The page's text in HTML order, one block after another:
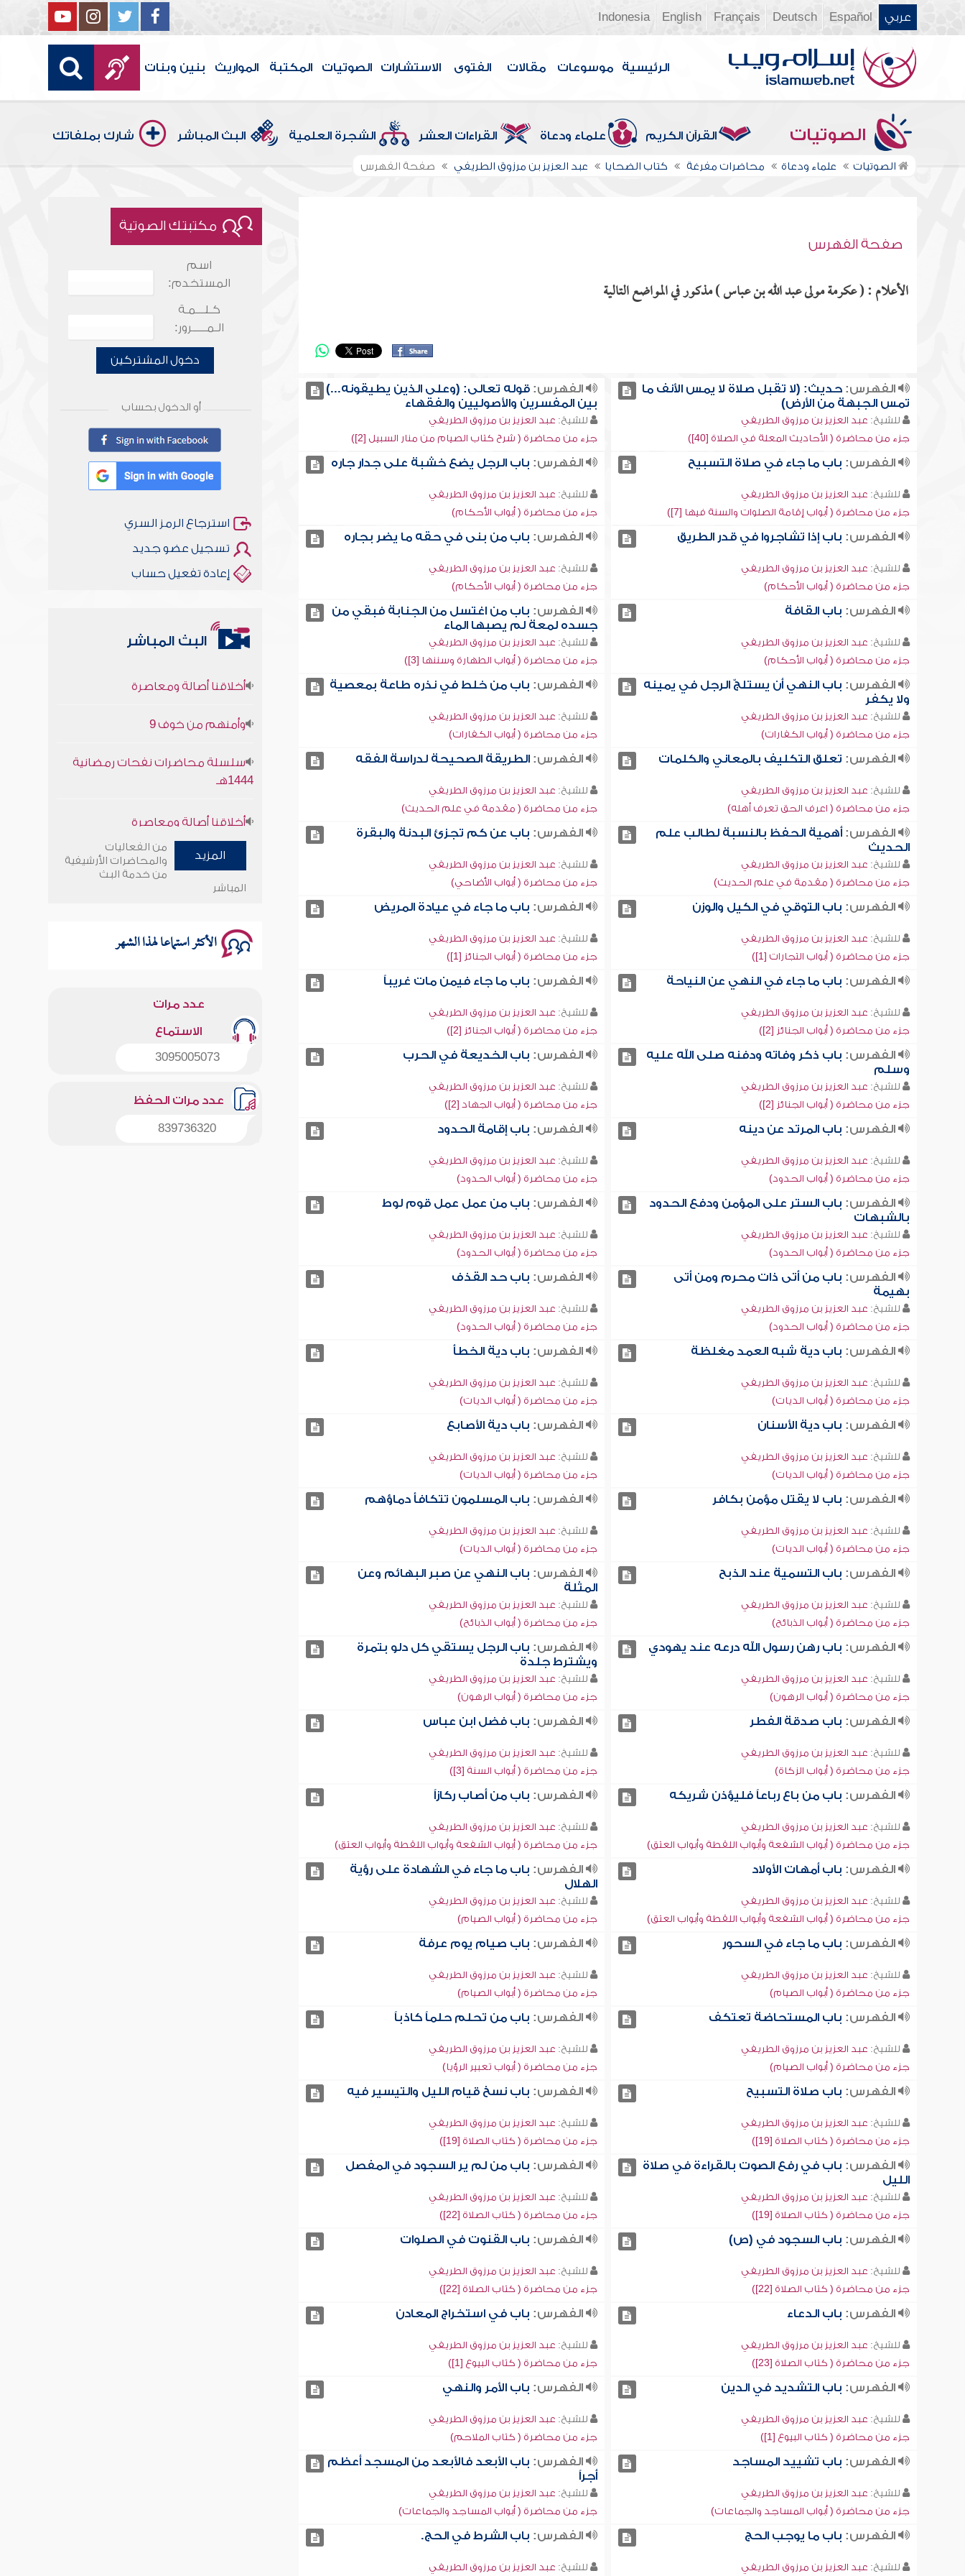
عربي Español
Deutsch
Français
English
Indonesia
الرئيسية موسوعات مقالات الفتوى الاستشارات الصوتيات المكتبة المواريث بنين وبنات
الصوتيات القرآن الكريم علماء ودعاة القراءات العشر الشجرة العلمية البث المباشر شارك بملفاتك
الصوتيات علماء ودعاة محاضرات مفرغة كتاب الضحايا عبد العزيز بن مرزوق الطريفي صفحة الفهرس
صفحة الفهرس
الأعلام : ( عكرمة مولى عبد الله بن عباس ) مذكور في المواضع التالية
الفهرس:حديث: (لا تقبل صلاة لا يمس الأنف ما
تمس الجبهة من الأرض)
للشيخ: عبد العزيز بن مرزوق الطريفي
جزء من محاضرة ( الأحاديث المعلة في الصلاة [40])
الفهرس: قوله تعالى: (وعلى الذين يطيقونه...)
بين المفسرين والأصوليين والفقهاء
للشيخ: عبد العزيز بن مرزوق الطريفي
جزء من محاضرة ( شرح كتاب الصيام من منار السبيل [2])
الفهرس: باب ما جاء في صلاة التسبيح
للشيخ: عبد العزيز بن مرزوق الطريفي
جزء من محاضرة ( أبواب إقامة الصلوات والسنة فيها [7])
الفهرس: باب الرجل يضع خشبة على جدار جاره
للشيخ: عبد العزيز بن مرزوق الطريفي
جزء من محاضرة ( أبواب الأحكام)
الفهرس: باب إذا تشاجروا في قدر الطريق
للشيخ: عبد العزيز بن مرزوق الطريفي
جزء من محاضرة ( أبواب الأحكام)
الفهرس: باب من بنى في حقه ما يضر بجاره
للشيخ: عبد العزيز بن مرزوق الطريفي
جزء من محاضرة ( أبواب الأحكام)
الفهرس: باب القافة
للشيخ: عبد العزيز بن مرزوق الطريفي
جزء من محاضرة ( أبواب الأحكام)
الفهرس: باب من اغتسل من الجنابة فبقي من
جسده لمعة لم يصبها الماء
للشيخ: عبد العزيز بن مرزوق الطريفي
جزء من محاضرة ( أبواب الطهارة وسننها [3])
الفهرس: باب النهي أن يستلجّ الرجل في يمينه
ولا يكفر
للشيخ: عبد العزيز بن مرزوق الطريفي
جزء من محاضرة ( أبواب الكفارات)
الفهرس: باب من خلط في نذره طاعة بمعصية
للشيخ: عبد العزيز بن مرزوق الطريفي
جزء من محاضرة ( أبواب الكفارات)
الفهرس: تعلق التكليف بالمعاني والكلمات
للشيخ: عبد العزيز بن مرزوق الطريفي
جزء من محاضرة ( اعرف الحق تعرف أهله)
الفهرس: الطريقة الصحيحة لدراسة الفقه
للشيخ: عبد العزيز بن مرزوق الطريفي
جزء من محاضرة ( مقدمة في علم الحديث)
الفهرس:أهمية الحفظ بالنسبة لطالب علم
الحديث
للشيخ: عبد العزيز بن مرزوق الطريفي
جزء من محاضرة ( مقدمة في علم الحديث)
الفهرس: باب عن كم تجزئ البدنة والبقرة
للشيخ: عبد العزيز بن مرزوق الطريفي
جزء من محاضرة ( أبواب الأضاحي)
الفهرس: باب التوقي في الكيل والوزن
للشيخ: عبد العزيز بن مرزوق الطريفي
جزء من محاضرة ( أبواب التجارات [1])
الفهرس: باب ما جاء في عيادة المريض
للشيخ: عبد العزيز بن مرزوق الطريفي
جزء من محاضرة ( أبواب الجنائز [1])
الفهرس: باب ما جاء في النهي عن النياحة
للشيخ: عبد العزيز بن مرزوق الطريفي
جزء من محاضرة ( أبواب الجنائز [2])
الفهرس: باب ما جاء فيمن مات غريباً
للشيخ: عبد العزيز بن مرزوق الطريفي
جزء من محاضرة ( أبواب الجنائز [2])
الفهرس: باب ذكر وفاته ودفنه صلى الله عليه
وسلم
للشيخ: عبد العزيز بن مرزوق الطريفي
جزء من محاضرة ( أبواب الجنائز [2])
الفهرس: باب الخديعة في الحرب
للشيخ: عبد العزيز بن مرزوق الطريفي
جزء من محاضرة ( أبواب الجهاد [2])
الفهرس: باب المرتد عن دينه
للشيخ: عبد العزيز بن مرزوق الطريفي
جزء من محاضرة ( أبواب الحدود)
الفهرس: باب إقامة الحدود
للشيخ: عبد العزيز بن مرزوق الطريفي
جزء من محاضرة ( أبواب الحدود)
الفهرس: باب الستر على المؤمن ودفع الحدود
بالشبهات
للشيخ: عبد العزيز بن مرزوق الطريفي
جزء من محاضرة ( أبواب الحدود)
الفهرس: باب من عمل عمل قوم لوط
للشيخ: عبد العزيز بن مرزوق الطريفي
جزء من محاضرة ( أبواب الحدود)
الفهرس: باب من أتى ذات محرم ومن أتى
بهيمة
للشيخ: عبد العزيز بن مرزوق الطريفي
جزء من محاضرة ( أبواب الحدود)
الفهرس: باب حد القذف
للشيخ: عبد العزيز بن مرزوق الطريفي
جزء من محاضرة ( أبواب الحدود)
الفهرس: باب دية شبه العمد مغلظة
للشيخ: عبد العزيز بن مرزوق الطريفي
جزء من محاضرة ( أبواب الديات)
الفهرس: باب دية الخطأ
للشيخ: عبد العزيز بن مرزوق الطريفي
جزء من محاضرة ( أبواب الديات)
الفهرس: باب دية الأسنان
للشيخ: عبد العزيز بن مرزوق الطريفي
جزء من محاضرة ( أبواب الديات)
الفهرس: باب دية الأصابع
للشيخ: عبد العزيز بن مرزوق الطريفي
جزء من محاضرة ( أبواب الديات)
الفهرس: باب لا يقتل مؤمن بكافر
للشيخ: عبد العزيز بن مرزوق الطريفي
جزء من محاضرة ( أبواب الديات)
الفهرس: باب المسلمون تتكافأ دماؤهم
للشيخ: عبد العزيز بن مرزوق الطريفي
جزء من محاضرة ( أبواب الديات)
الفهرس: باب التسمية عند الذبح
للشيخ: عبد العزيز بن مرزوق الطريفي
جزء من محاضرة ( أبواب الذبائح)
الفهرس: باب النهي عن صبر البهائم وعن
المثلة
للشيخ: عبد العزيز بن مرزوق الطريفي
جزء من محاضرة ( أبواب الذبائح)
الفهرس: باب رهن رسول الله درعه عند يهودي
للشيخ: عبد العزيز بن مرزوق الطريفي
جزء من محاضرة ( أبواب الرهون)
الفهرس: باب الرجل يستقي كل دلو بتمرة
ويشترط جلدة
للشيخ: عبد العزيز بن مرزوق الطريفي
جزء من محاضرة ( أبواب الرهون)
الفهرس: باب صدقة الفطر
للشيخ: عبد العزيز بن مرزوق الطريفي
جزء من محاضرة ( أبواب الزكاة)
الفهرس: باب فضل ابن عباس
للشيخ: عبد العزيز بن مرزوق الطريفي
جزء من محاضرة ( أبواب السنة [3])
الفهرس: باب من باع رباعاً فليؤذن شريكه
للشيخ: عبد العزيز بن مرزوق الطريفي
جزء من محاضرة ( أبواب الشفعة وأبواب اللقطة وأبواب العتق)
الفهرس: باب من أصاب ركازاً
للشيخ: عبد العزيز بن مرزوق الطريفي
جزء من محاضرة ( أبواب الشفعة وأبواب اللقطة وأبواب العتق)
الفهرس: باب أمهات الأولاد
للشيخ: عبد العزيز بن مرزوق الطريفي
جزء من محاضرة ( أبواب الشفعة وأبواب اللقطة وأبواب العتق)
الفهرس: باب ما جاء في الشهادة على رؤية
الهلال
للشيخ: عبد العزيز بن مرزوق الطريفي
جزء من محاضرة ( أبواب الصيام)
الفهرس: باب ما جاء في السحور
للشيخ: عبد العزيز بن مرزوق الطريفي
جزء من محاضرة ( أبواب الصيام)
الفهرس: باب صيام يوم عرفة
للشيخ: عبد العزيز بن مرزوق الطريفي
جزء من محاضرة ( أبواب الصيام)
الفهرس: باب المستحاضة تعتكف
للشيخ: عبد العزيز بن مرزوق الطريفي
جزء من محاضرة ( أبواب الصيام)
الفهرس: باب من تحلم حلماً كاذباً
للشيخ: عبد العزيز بن مرزوق الطريفي
جزء من محاضرة ( أبواب تعبير الرؤيا)
الفهرس: باب صلاة التسبيح
للشيخ: عبد العزيز بن مرزوق الطريفي
جزء من محاضرة ( كتاب الصلاة [19])
الفهرس: باب نسخ قيام الليل والتيسير فيه
للشيخ: عبد العزيز بن مرزوق الطريفي
جزء من محاضرة ( كتاب الصلاة [19])
الفهرس: باب في رفع الصوت بالقراءة في صلاة
الليل
للشيخ: عبد العزيز بن مرزوق الطريفي
جزء من محاضرة ( كتاب الصلاة [19])
الفهرس: باب من لم ير السجود في المفصل
للشيخ: عبد العزيز بن مرزوق الطريفي
جزء من محاضرة ( كتاب الصلاة [22])
الفهرس: باب السجود في (ص)
للشيخ: عبد العزيز بن مرزوق الطريفي
جزء من محاضرة ( كتاب الصلاة [22])
الفهرس: باب القنوت في الصلوات
للشيخ: عبد العزيز بن مرزوق الطريفي
جزء من محاضرة ( كتاب الصلاة [22])
الفهرس: باب الدعاء
للشيخ: عبد العزيز بن مرزوق الطريفي
جزء من محاضرة ( كتاب الصلاة [23])
الفهرس: باب في استخراج المعادن
للشيخ: عبد العزيز بن مرزوق الطريفي
جزء من محاضرة ( كتاب البيوع [1])
الفهرس: باب التشديد في الدين
للشيخ: عبد العزيز بن مرزوق الطريفي
جزء من محاضرة ( كتاب البيوع [1])
الفهرس: باب الأمر والنهي
للشيخ: عبد العزيز بن مرزوق الطريفي
جزء من محاضرة ( كتاب الملاحم)
الفهرس: باب تشييد المساجد
للشيخ: عبد العزيز بن مرزوق الطريفي
جزء من محاضرة ( أبواب المساجد والجماعات)
الفهرس: باب الأبعد فالأبعد من المسجد أعظم
أجراً
للشيخ: عبد العزيز بن مرزوق الطريفي
جزء من محاضرة ( أبواب المساجد والجماعات)
الفهرس: باب ما يوجب الحج
للشيخ: عبد العزيز بن مرزوق الطريفي
الفهرس: باب الشرط في الحج.
للشيخ: عبد العزيز بن مرزوق الطريفي
مكتبتك الصوتية
اسم
المستخدم:
كـلـــمـة
الـمـــــرور:
دخول المشتركين
أو الدخول بحساب
استرجاع الرمز السري
تسجيل عضو جديد
إعادة تفعيل حساب
البث المباشر
1444هـ
سلسلة محاضرات نفحات رمضانية
1444هـ
المزيد
من الفعاليات
والمحاضرات الأرشيفية
من خدمة البث
المباشر
الأكثر استماعا لهذا الشهر
عدد مرات
الاستماع
3095005073
عدد مرات الحفظ
839736320